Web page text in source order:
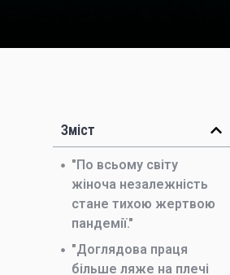
Зміст
"По всьому світу
жіноча незалежність
стане тихою жертвою
пандемії."
"Доглядова праця
більше ляже на плечі